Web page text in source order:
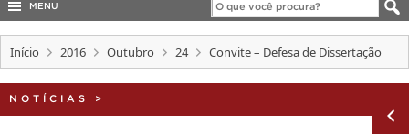
Canais
COBALTO
CONCURSOS
EDITAIS
INTERNACIONAL
MENU
Início 2016 Outubro 24 Convite – Defesa de Dissertação
NOTÍCIAS >